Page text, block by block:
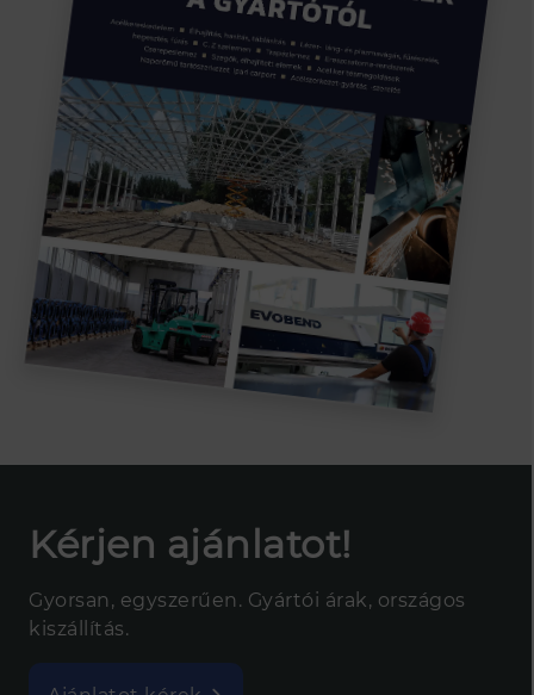
Kérjen ajánlatot!
Gyorsan, egyszerűen. Gyártói árak, országos
kiszállítás.